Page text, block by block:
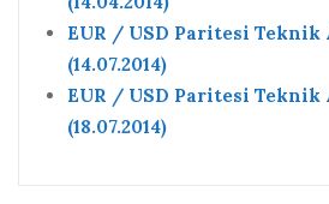
EUR / USD Paritesi Teknik
(14.07.2014)
EUR / USD Paritesi Teknik
(18.07.2014)